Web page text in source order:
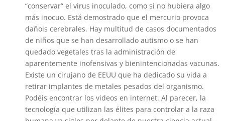
“conservar” el virus inoculado, como si no hubiera algo
más inocuo. Está demostrado que el mercurio provoca
dañois cerebrales. Hay multitud de casos documentados
de niños que se han desarrollado autismo o se han
quedado vegetales tras la administración de
aparentemente inofensivas y bienintencionadas vacunas.
Existe un cirujano de EEUU que ha dedicado su vida a
retirar implantes de metales pesados del organismo.
Podéis encontrar los videos en internet. Al parecer, la
tecnología que utilizan las élites para controlar a la raza